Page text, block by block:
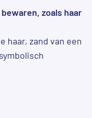
zoals haar
haar, zand van een